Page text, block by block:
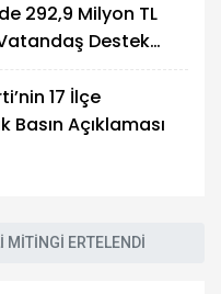
292,9 Milyon TL
Destek
17 İlçe
Açıklaması
MİTİNGİ ERTELENDİ